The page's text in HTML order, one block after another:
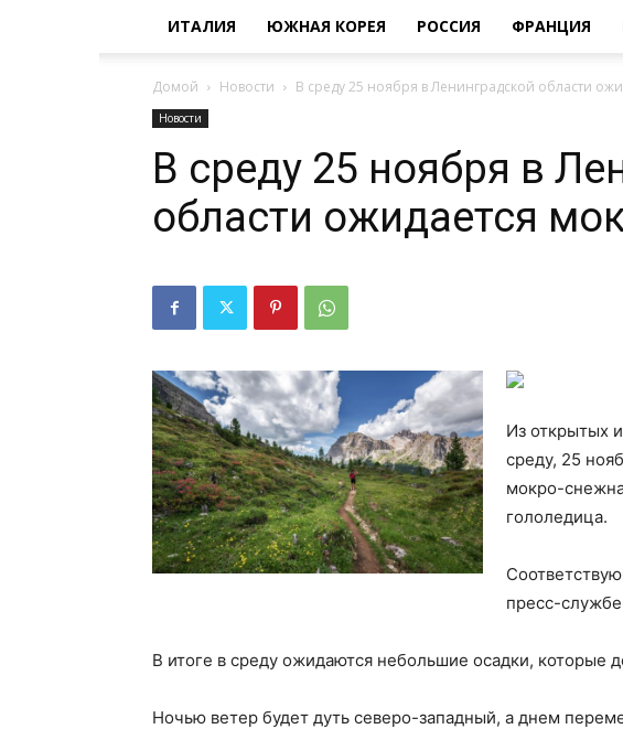
ИТАЛИЯ ЮЖНАЯ КОРЕЯ РОССИЯ ФРАНЦИЯ
Домой Новости В среду 25 ноября в Ленинградской области
Новости
В среду 25 ноября в
области ожидается
Из открытых
среду, 25
мокро-
гололедица.
пресс-
В итоге в среду ожидаются небольшие осадки, которые
Ночью ветер будет дуть северо-западный, а днем